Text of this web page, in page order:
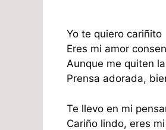
Yo te quiero cariñito
Eres mi amor
Aunque me quiten
Prensa adorada,
Te llevo en mi
Cariño lindo, eres